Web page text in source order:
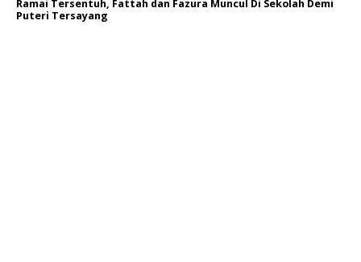
Ramai Tersentuh, Fattah dan Fazura Muncul Di Sekolah Demi
Puteri Tersayang